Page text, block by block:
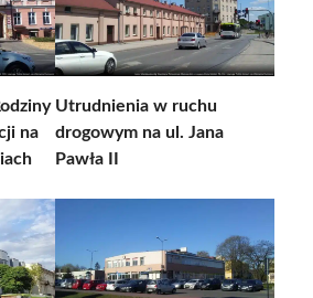
na
Utrudnienia w ruchu
drogowym na ul. Jana
Pawła II